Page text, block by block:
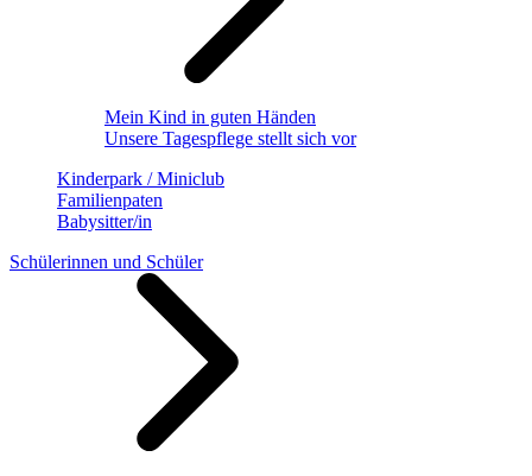
Mein Kind in guten Händen
Unsere Tagespflege stellt sich vor
Kinderpark / Miniclub
Familienpaten
Babysitter/in
Schülerinnen und Schüler